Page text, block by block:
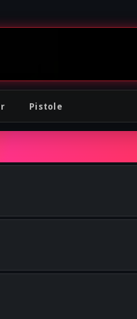
Pistole
erhalten